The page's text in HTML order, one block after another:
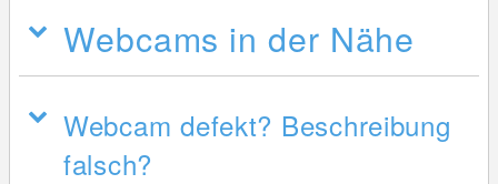
Webcams in der Nähe
Webcam defekt? Beschreibung
falsch?